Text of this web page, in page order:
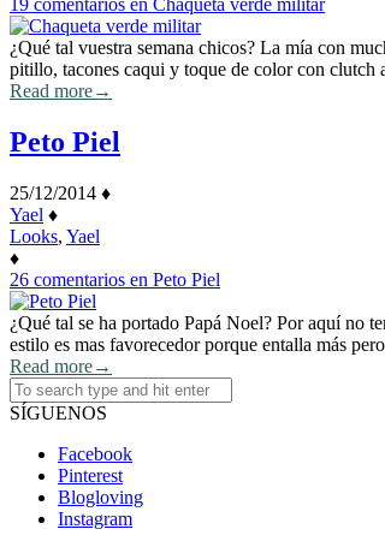
¿Qué tal vuestra semana chicos? La mía con
pitillo, tacones caqui y toque de color con
Read more→
Peto Piel
25/12/2014 ♦
Yael ♦
Looks, Yael
♦
26 comentarios en Peto Piel
¿Qué tal se ha portado Papá Noel? Por aquí no
estilo es mas favorecedor porque entalla más
Read more→
SÍGUENOS
Facebook
Pinterest
Blogloving
Instagram